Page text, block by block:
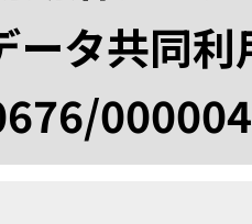
ータ共同